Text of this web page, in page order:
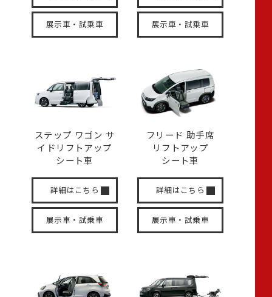
展示車・試乗車 展示車・試乗車
ステップ ワゴン サ
イド リフトアップ
シート車
詳細はこちら
展示車・試乗車
フリード 助手席
リフトアップ
シート車
詳細はこちら
展示車・試乗車